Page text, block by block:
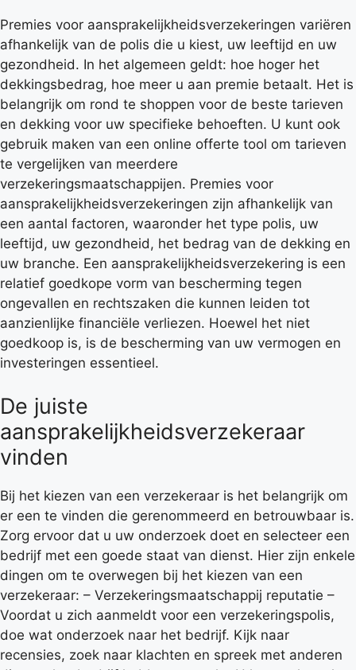
Premies voor aansprakelijkheidsverzekeringen variëren
afhankelijk van de polis die u kiest, uw leeftijd en uw
gezondheid. In het algemeen geldt: hoe hoger het
dekkingsbedrag, hoe meer u aan premie betaalt. Het is
belangrijk om rond te shoppen voor de beste tarieven
en dekking voor uw specifieke behoeften. U kunt ook
gebruik maken van een online offerte tool om tarieven
te vergelijken van meerdere
verzekeringsmaatschappijen. Premies voor
aansprakelijkheidsverzekeringen zijn afhankelijk van
een aantal factoren, waaronder het type polis, uw
leeftijd, uw gezondheid, het bedrag van de dekking en
uw branche. Een aansprakelijkheidsverzekering is een
relatief goedkope vorm van bescherming tegen
ongevallen en rechtszaken die kunnen leiden tot
aanzienlijke financiële verliezen. Hoewel het niet
goedkoop is, is de bescherming van uw vermogen en
investeringen essentieel.
De juiste
aansprakelijkheidsverzekeraar
vinden
Bij het kiezen van een verzekeraar is het belangrijk om
er een te vinden die gerenommeerd en betrouwbaar is.
Zorg ervoor dat u uw onderzoek doet en selecteer een
bedrijf met een goede staat van dienst. Hier zijn enkele
dingen om te overwegen bij het kiezen van een
verzekeraar: – Verzekeringsmaatschappij reputatie –
Voordat u zich aanmeldt voor een verzekeringspolis,
doe wat onderzoek naar het bedrijf. Kijk naar
recensies, zoek naar klachten en spreek met anderen